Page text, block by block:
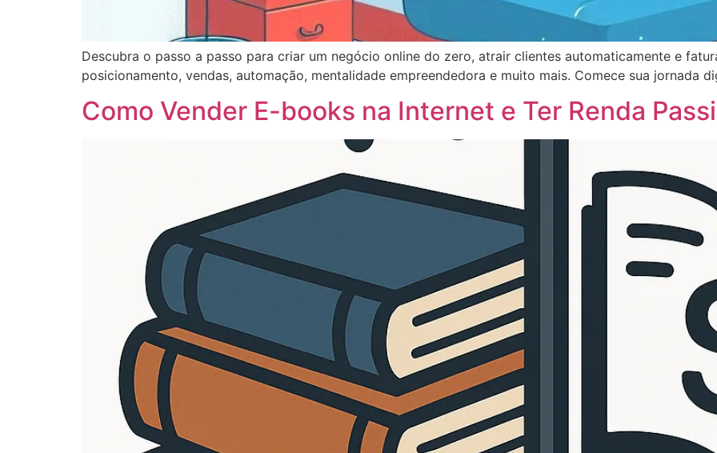
Descubra o passo a passo para criar um negócio online do zero, atrair clientes automaticamente e
posicionamento, vendas, automação, mentalidade empreendedora e muito mais. Comece sua jornada
Como Vender E-books na Internet e Ter Renda